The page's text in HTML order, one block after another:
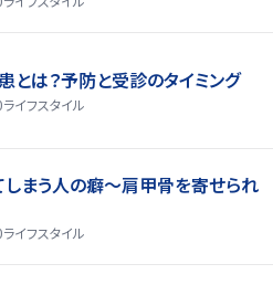
とは？予防と受診のタイミング
ライフスタイル
しまう人の癖～肩甲骨を寄せられ
ライフスタイル